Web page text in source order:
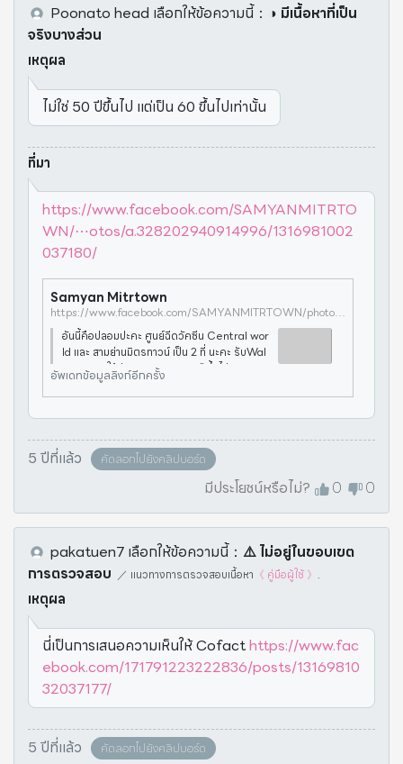
Poonato head เลือกให้ข้อความนี้： ◑ มีเนื้อหาที่เป็น
จริงบางส่วน
เหตุผล
ไม่ใช่ 50 ปีขึ้นไป แต่เป็น 60 ขึ้นไปเท่านั้น
ที่มา
https://www.facebook.com/SAMYANMITRTO
WN/⋯otos/a.328202940914996/1316981002
037180/
Samyan Mitrtown
https://www.facebook.com/SAMYANMITRTOWN/photos/a.328202940914996/1316981002037180/
อันนี้คือปลอมปะคะ ศูนย์ฉีดวัคซีน Central wor
ld และ สามย่านมิตรทาวน์ เป็น 2 ที่ นะคะ รับWal
k in 🌸🌸 ให้ประชาชน อายุ 50 ปี ขึ้นไป สามารถ
มารับการฉีดวัคซีนได้โดยไม่ต้องมีนัดหมาย เริ่มวั
นจันทร์ที่
อัพเดทข้อมูลลิงก์อีกครั้ง
5 ปีที่แล้ว คัดลอกไปยังคลิปบอร์ด
มีประโยชน์หรือไม่? 0 0
pakatuen7 เลือกให้ข้อความนี้： ⚠️️ ไม่อยู่ในขอบเขต
การตรวจสอบ ／ แนวทางการตรวจสอบเนื้อหา 《 คู่มือผู้ใช้ 》 .
เหตุผล
นี่เป็นการเสนอความเห็นให้ Cofacthttps://www.fac
ebook.com/171791223222836/posts/13169810
32037177/
5 ปีที่แล้ว คัดลอกไปยังคลิปบอร์ด